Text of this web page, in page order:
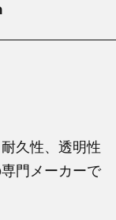
久性、透明性
門メーカーで